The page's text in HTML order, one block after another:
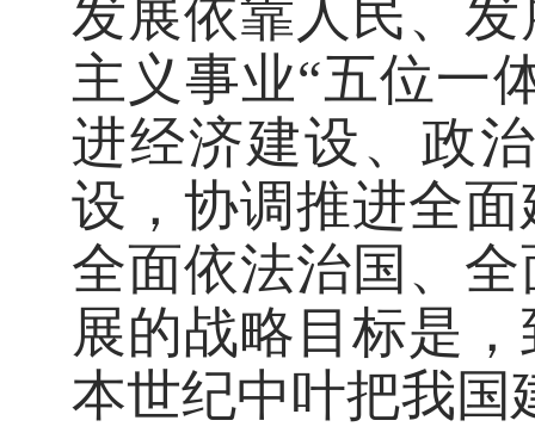
发展依靠人民、
主义事业“五位一
进经济建设、政
设，协调推进全
全面依法治国、
展的战略目标是
本世纪中叶把我国